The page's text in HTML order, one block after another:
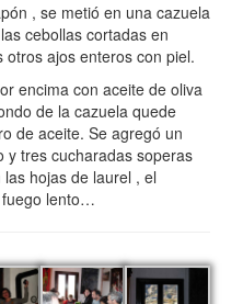
, se metió en una cazuela
cebollas cortadas en
ajos enteros con piel.
encima con aceite de oliva
de la cazuela quede
de aceite. Se agregó un
y tres cucharadas soperas
hojas de laurel , el
fuego lento…